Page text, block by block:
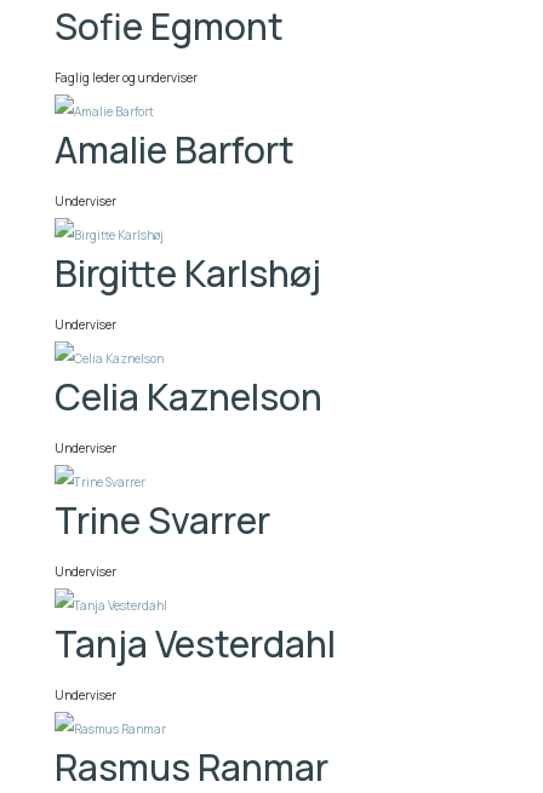
Sofie Egmont
Faglig leder og underviser
Amalie Barfort
Underviser
Birgitte Karlshøj
Underviser
Celia Kaznelson
Underviser
Trine Svarrer
Underviser
Tanja Vesterdahl
Underviser
Rasmus Ranmar